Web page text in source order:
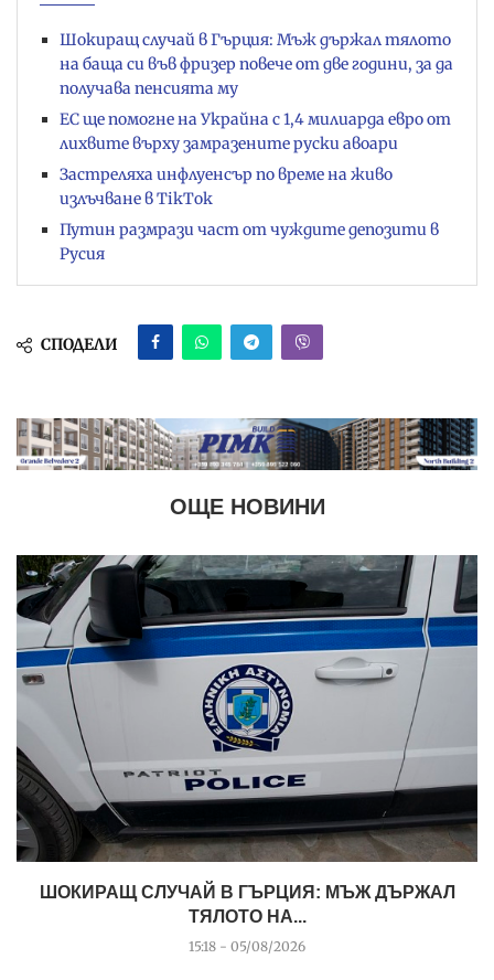
Шокиращ случай в Гърция: Мъж държал тялото
на баща си във фризер повече от две години, за да
получава пенсията му
ЕС ще помогне на Украйна с 1,4 милиарда евро от
лихвите върху замразените руски авоари
Застреляха инфлуенсър по време на живо
излъчване в TikTok
Путин размрази част от чуждите депозити в
Русия
СПОДЕЛИ
ОЩЕ НОВИНИ
ШОКИРАЩ СЛУЧАЙ В ГЪРЦИЯ: МЪЖ ДЪРЖАЛ
ТЯЛОТО НА...
15:18 - 05/08/2026